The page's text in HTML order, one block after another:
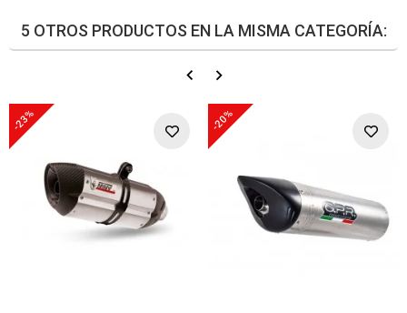
5 OTROS PRODUCTOS EN LA MISMA CATEGORÍA:
-23% -20%